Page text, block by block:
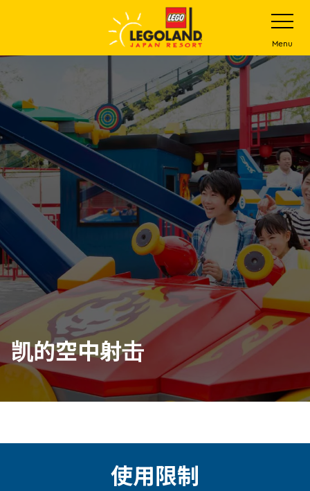
主
要
内
容
打
开
网
站
菜
单
Menu
凯的空中射击
使用限制